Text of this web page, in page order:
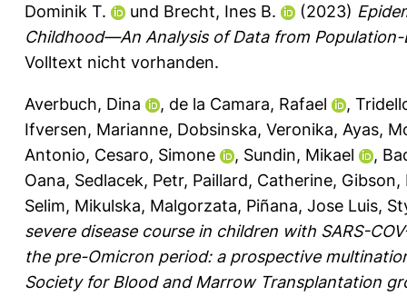
Dominik T.
und Brecht, Ines B. (2023)
Childhood—An Analysis of Data from
Volltext nicht vorhanden.
Averbuch, Dina , de la Camara, Rafael ,
Ifversen, Marianne, Dobsinska, Veronika, Ayas,
Antonio, Cesaro, Simone , Sundin, Mikael ,
Oana, Sedlacek, Petr, Paillard, Catherine, Gibson,
Selim, Mikulska, Malgorzata, Piñana, Jose Luis,
severe disease course in children with SARS-
the pre-Omicron period: a prospective
Society for Blood and Marrow Transplantation